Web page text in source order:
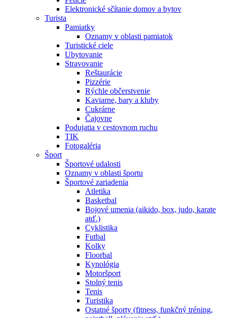
Elektronické sčítanie domov a bytov
Turista
Pamiatky
Oznamy v oblasti pamiatok
Turistické ciele
Ubytovanie
Stravovanie
Reštaurácie
Pizzérie
Rýchle občerstvenie
Kaviarne, bary a kluby
Cukrárne
Čajovne
Podujatia v cestovnom ruchu
TIK
Fotogaléria
Šport
Športové udalosti
Oznamy v oblasti športu
Športové zariadenia
Atletika
Basketbal
Bojové umenia (aikido, box, judo, karate
atď.)
Cyklistika
Futbal
Kolky
Floorbal
Kynológia
Motoršport
Stolný tenis
Tenis
Turistika
Ostatné športy (fitness, funkčný tréning,